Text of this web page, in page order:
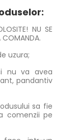
NU SE
COMANDA.
uzura;
nu va avea
pandantiv
sa fie
comenzii pe